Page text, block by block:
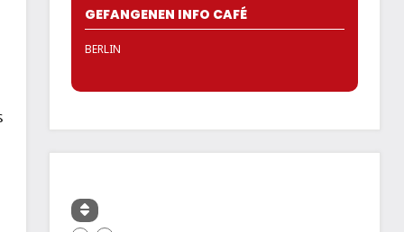
GEFANGENEN INFO CAFÉ
BERLIN